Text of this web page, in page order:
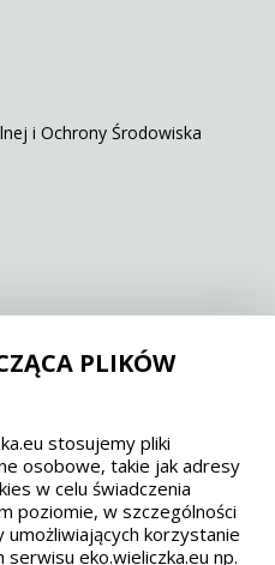
i Ochrony Środowiska
oraz W3C
508 EAA/EN 301549
5568
PLIKÓW
stosujemy pliki
osobowe, takie jak adresy
w celu świadczenia
poziomie, w szczególności
korzystanie
serwisu eko.wieliczka.eu np.